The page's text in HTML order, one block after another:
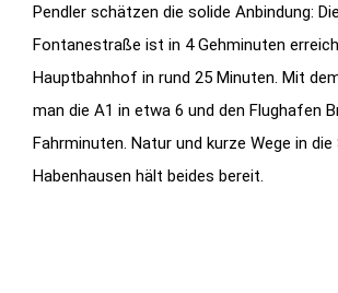
Pendler schätzen die solide Anbindung:
Fontanestraße ist in 4 Gehminuten
Hauptbahnhof in rund 25 Minuten. Mit
man die A1 in etwa 6 und den Flughafen
Fahrminuten. Natur und kurze Wege in
Habenhausen hält beides bereit.